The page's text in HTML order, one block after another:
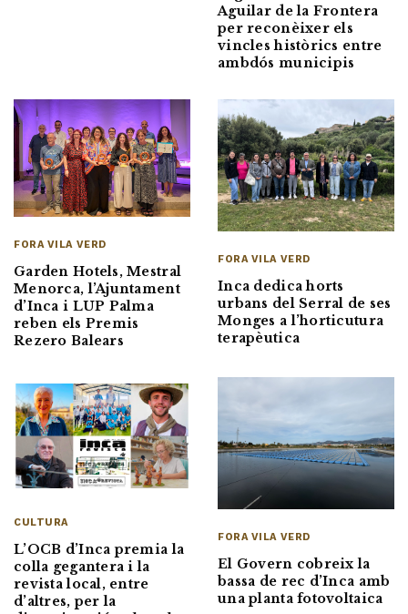
Aguilar de la Frontera
per reconèixer els
vincles històrics entre
ambdós municipis
FORA VILA VERD
Garden Hotels, Mestral
Menorca, l’Ajuntament
d’Inca i LUP Palma
reben els Premis
Rezero Balears
FORA VILA VERD
Inca dedica horts
urbans del Serral de ses
Monges a l’horticutura
terapèutica
CULTURA
L’OCB d’Inca premia la
colla gegantera i la
revista local, entre
d’altres, per la
FORA VILA VERD
El Govern cobreix la
bassa de rec d’Inca amb
una planta fotovoltaica